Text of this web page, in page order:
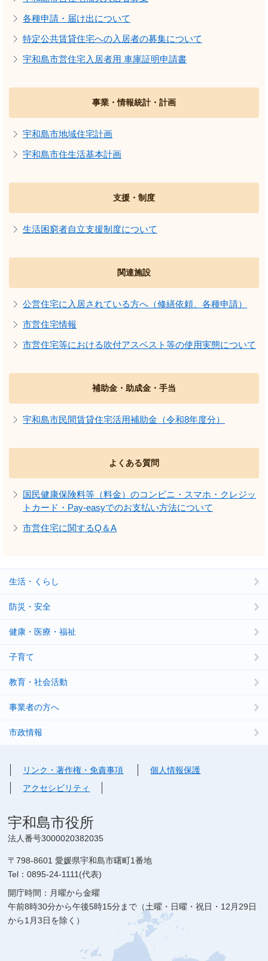
各種申請・届け出について
特定公共賃貸住宅への入居者の募集について
宇和島市営住宅入居者用 車庫証明申請書
事業・情報統計・計画
宇和島市地域住宅計画
宇和島市住生活基本計画
支援・制度
生活困窮者自立支援制度について
関連施設
公営住宅に入居されている方へ（修繕依頼、各種申請）
市営住宅情報
市営住宅等における吹付アスベスト等の使用実態について
補助金・助成金・手当
宇和島市民間賃貸住宅活用補助金（令和8年度分）
よくある質問
国民健康保険料等（料金）のコンビニ・スマホ・クレジッ
トカード・Pay-easyでのお支払い方法について
市営住宅に関するQ＆A
生活・くらし
防災・安全
健康・医療・福祉
子育て
教育・社会活動
事業者の方へ
市政情報
リンク・著作権・免責事項
個人情報保護
アクセシビリティ
宇和島市役所
法人番号3000020382035
〒798-8601 愛媛県宇和島市曙町1番地
Tel：0895-24-1111(代表)
開庁時間：月曜から金曜
午前8時30分から午後5時15分まで（土曜・日曜・祝日・12月29日
から1月3日を除く）